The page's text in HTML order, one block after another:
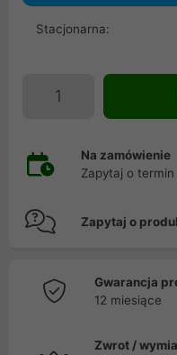
Stacjonarna:
Na zamówienie
Zapytaj o termin
Zapytaj o
Gwarancja
12 miesiące
Zwrot /